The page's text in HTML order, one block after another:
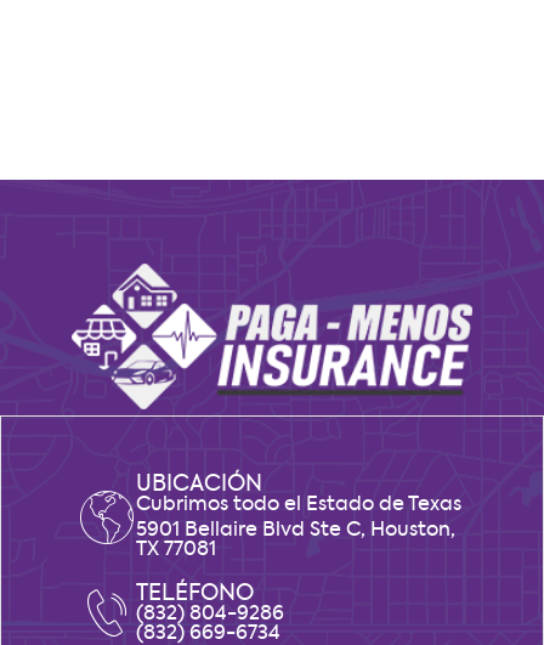
UBICACIÓN
Cubrimos todo el Estado de Texas
5901 Bellaire Blvd Ste C, Houston,
TX 77081
TELÉFONO
(832) 804-9286
(832) 669-6734